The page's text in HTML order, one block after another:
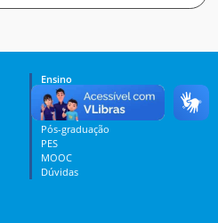
Ensino
Curso Técnico
Graduação
Pós-graduação
PES
MOOC
Dúvidas